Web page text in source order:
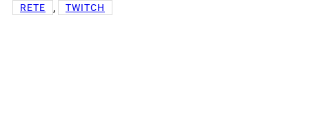
RETE , TWITCH